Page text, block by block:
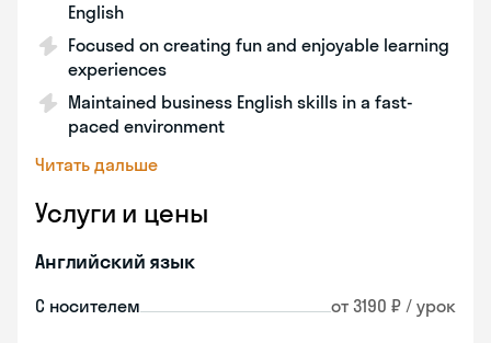
English
Focused on creating fun and enjoyable learning
experiences
Maintained business English skills in a fast-
paced environment
Читать дальше
Услуги и цены
Английский язык
С носителем от 3190 ₽ / урок